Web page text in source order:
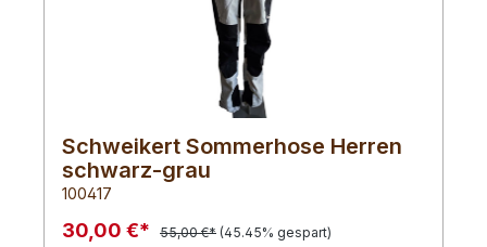
Schweikert Sommerhose Herren
schwarz-grau
100417
30,00 €* 55,00 €* (45.45% gespart)